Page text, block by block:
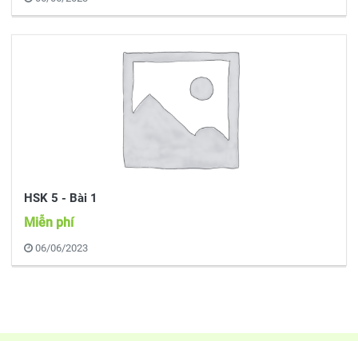
HSK 5 - Bài 1
Miễn phí
06/06/2023